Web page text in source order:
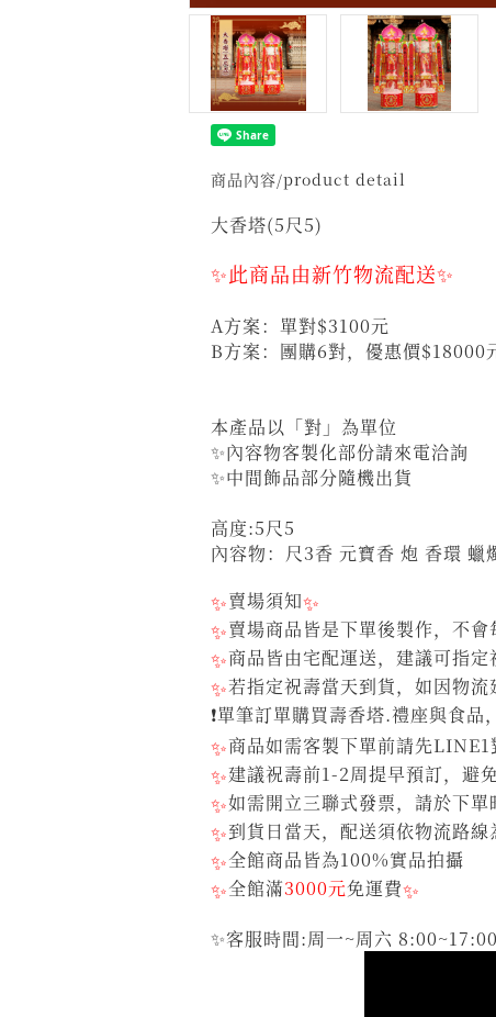
商品內容/product detail
大香塔(5尺5)
✨此商品由新竹物流配送✨
A方案：單對$3100元
B方案：團購6對，優惠價$18000
本產品以「對」為單位
✨內容物客製化部份請來電洽詢
✨中間飾品部分隨機出貨
高度:5尺5
內容物：尺3香 元寶香 炮 香環
✨賣場須知✨
✨賣場商品皆是下單後製作，不
✨商品皆由宅配運送，建議可指
✨若指定祝壽當天到貨，如因物
❗單筆訂單購買壽香塔.禮座與食品
✨商品如需客製下單前請先LINE1
✨建議祝壽前1-2周提早預訂，避
✨如需開立三聯式發票，請於下
✨到貨日當天，配送須依物流路
✨全館商品皆為100%實品拍攝
✨全館滿3000元免運費✨
✨客服時間:周一~周六